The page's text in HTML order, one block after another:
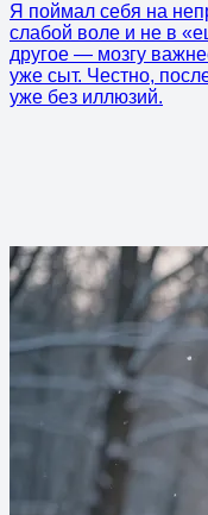
Я поймал себя на
слабой воле и не в
другое — мозгу
уже сыт. Честно,
уже без иллюзий.